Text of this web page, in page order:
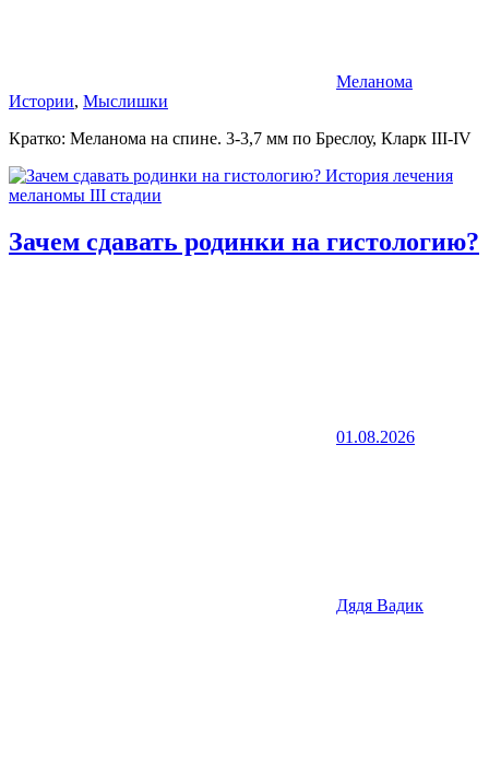
Меланома
Истории, Мыслишки
Кратко: Меланома на спине. 3-3,7 мм по Бреслоу, Кларк III-IV
Зачем сдавать родинки на гистологию?
01.08.2026
Дядя Вадик